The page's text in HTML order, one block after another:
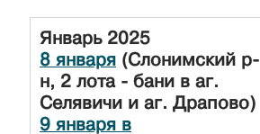
Январь 2025
8 января (Слонимский р-
н, 2 лота - бани в аг.
Селявичи и аг. Драпово)
9 января в